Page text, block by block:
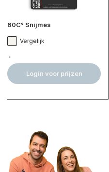
60C° Snijmes
Vergelijk
...
Login voor prijzen